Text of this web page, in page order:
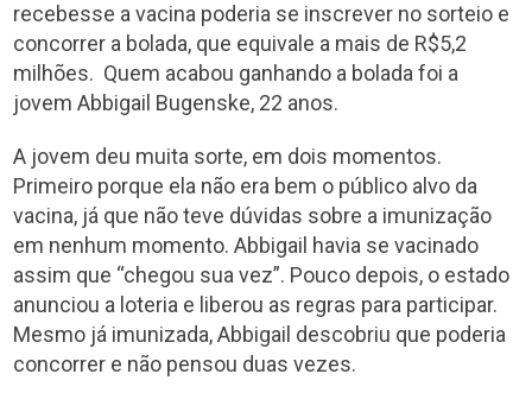
recebesse a vacina poderia se inscrever no sorteio e
concorrer a bolada, que equivale a mais de R$5,2
milhões. Quem acabou ganhando a bolada foi a
jovem Abbigail Bugenske, 22 anos.
A jovem deu muita sorte, em dois momentos.
Primeiro porque ela não era bem o público alvo da
vacina, já que não teve dúvidas sobre a imunização
em nenhum momento. Abbigail havia se vacinado
assim que “chegou sua vez”. Pouco depois, o estado
anunciou a loteria e liberou as regras para participar.
Mesmo já imunizada, Abbigail descobriu que poderia
concorrer e não pensou duas vezes.